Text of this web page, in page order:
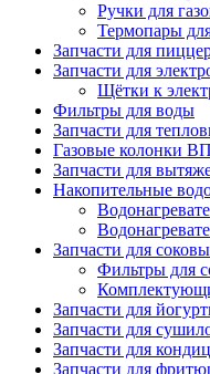
Ручки для
Термопары
Запчасти для
Запчасти для
Щётки к
Фильтры для воды
Запчасти для
Газовые колонки
Запчасти для
Накопительные
Запчасти для
Фильтры для
Запчасти для
Запчасти для
Запчасти для
Запчасти для